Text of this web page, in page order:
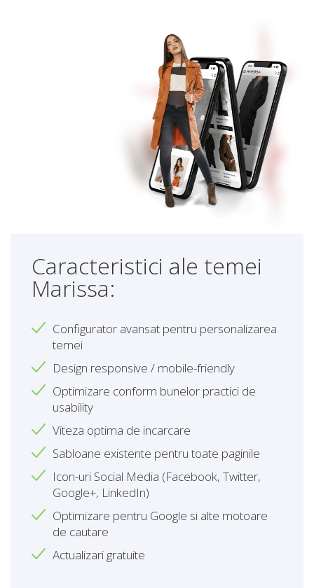
Caracteristici ale temei
Marissa:
Configurator avansat pentru personalizarea
temei
Design responsive / mobile-friendly
Optimizare conform bunelor practici de
usability
Viteza optima de incarcare
Sabloane existente pentru toate paginile
Icon-uri Social Media (Facebook, Twitter,
Google+, LinkedIn)
Optimizare pentru Google si alte motoare
de cautare
Actualizari gratuite